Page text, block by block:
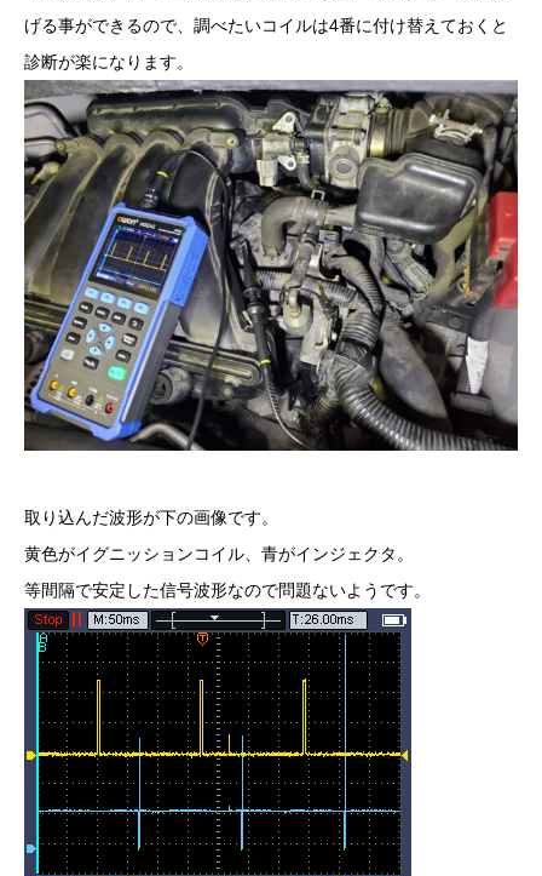
げる事ができるので、調べたいコイルは4番に付け替えておくと
診断が楽になります。
取り込んだ波形が下の画像です。
黄色がイグニッションコイル、青がインジェクタ。
等間隔で安定した信号波形なので問題ないようです。